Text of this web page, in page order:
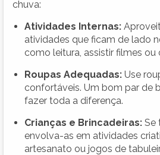
chuva:
Atividades Internas:
atividades que ficam de lado
como leitura, assistir filmes ou
Roupas Adequadas: Use
confortáveis. Um bom par de
fazer toda a diferença.
Crianças e Brincadeiras: Se
envolva-as em atividades
artesanato ou jogos de